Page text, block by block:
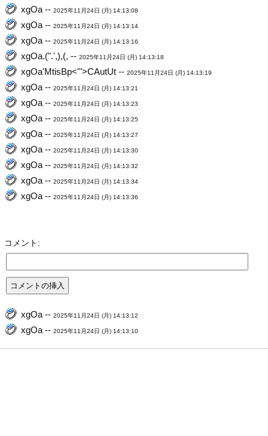
xgOa --2025年11月24日 (月) 14:13:08
xgOa --2025年11月24日 (月) 14:13:14
xgOa --2025年11月24日 (月) 14:13:16
xgOa.(".',),(, --2025年11月24日 (月) 14:13:18
xgOa'MtisBp<'">CAutUt --2025年11月24日 (月) 14:13:19
xgOa --2025年11月24日 (月) 14:13:21
xgOa --2025年11月24日 (月) 14:13:23
xgOa --2025年11月24日 (月) 14:13:25
xgOa --2025年11月24日 (月) 14:13:27
xgOa --2025年11月24日 (月) 14:13:30
xgOa --2025年11月24日 (月) 14:13:32
xgOa --2025年11月24日 (月) 14:13:34
xgOa --2025年11月24日 (月) 14:13:36
コメント:
xgOa --2025年11月24日 (月) 14:13:12
xgOa --2025年11月24日 (月) 14:13:10